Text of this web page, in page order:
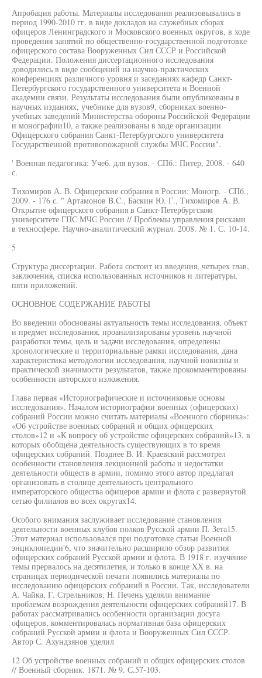
Апробация работы. Материалы исследования реализовывались в
период 1990-2010 гг. в виде докладов на служебных сборах
офицеров Ленинградского и Московского военных округов, в ходе
проведения занятий по общественно-государственной подготовке
офицерского состава Вооруженных Сил СССР и Российской
Федерации. Положения диссертационного исследования
доводились в виде сообщений на научно-практических
конференциях различного уровня и заседаниях кафедр Санкт-
Петербургского государственного университета и Военной
академии связи. Результаты исследования были опубликованы в
научных изданиях, учебнике для вузов9, сборниках военно-
учебных заведений Министерства обороны Российской Федерации
и монографии10, а также реализованы в ходе организации
Офицерского собрания Санкт-Петербургского университета
Государственной противопожарной службы МЧС России".
' Военная педагогика: Учеб. для вузов. - СПб.: Питер, 2008. - 640
с.
Тихомиров А. В. Офицерские собрания в России: Моногр. - СПб.,
2009. - 176 с. " Артамонов B.C., Баскин Ю. Г., Тихомиров А. В.
Открытие офицерского собрания в Санкт-Петербургском
университете ГПС МЧС России // Проблемы управления рисками
в техносфере. Научно-аналитический журнал. 2008. № 1. С. 10-14.
5
Структура диссертации. Работа состоит из введения, четырех глав,
заключения, списка использованных источников и литературы,
пяти приложений.
ОСНОВНОЕ СОДЕРЖАНИЕ РАБОТЫ
Во введении обоснованы актуальность темы исследования, объект
и предмет исследования, проанализированы уровень научной
разработки темы, цель и задачи исследования, определены
хронологические и территориальные рамки исследования, дана
характеристика методологии исследования, научной новизны и
практической значимости результатов, также прокомментированы
особенности авторского изложения.
Глава первая «Историографические и источниковые основы
исследования». Началом историографии военных (офицерских)
собраний России можно считать материалы «Военного сборника»:
«Об устройстве военных собраний и общих офицерских
столов»12 и «К вопросу об устройстве офицерских собраний»13, в
которых обобщена деятельность существующих в то время
офицерских собраний. Позднее В. И. Краевский рассмотрел
особенности становления лекционной работы и недостатки
деятельности обществ в армии, помимо этого автор предлагал
организовать в столице деятельность центрального
императорского общества офицеров армии и флота с развернутой
сетью филиалов во всех округах14.
Особого внимания заслуживает исследование становления
деятельности военных клубов полков Русской армии П. Зета15.
Этот материал использовался при подготовке статьи Военной
энциклопедии'6, что значительно расширило обзор развития
офицерских собраний Русской армии и флота. В 1918 г. изучение
темы прервалось на десятилетия, и только в конце XX в. на
страницах периодической печати появились материалы по
исследованию офицерских собраний в России. Так, исследователи
А. Чайка, Г. Стрельников, Н. Печень уделяли внимание
проблемам возрождения деятельности офицерских собраний17. В
работах рассматривались особенности организации досуга
офицеров, комментировалась нормативная база офицерских
собраний Русской армии и флота и Вооруженных Сил СССР.
Автор С. Ахундзянов уделил
12 Об устройстве военных собраний и общих офицерских столов
// Военный сборник. 1871. № 9. С.57-103.